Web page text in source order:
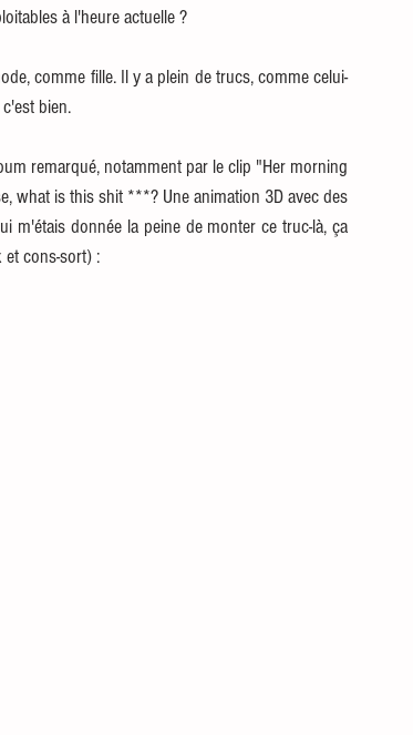
à l'heure actuelle ?
comme fille. Il y a plein de trucs, comme celui-
bien.
remarqué, notamment par le clip "Her morning
what is this shit ***? Une animation 3D avec des
m'étais donnée la peine de monter ce truc-là, ça
et cons-sort) :